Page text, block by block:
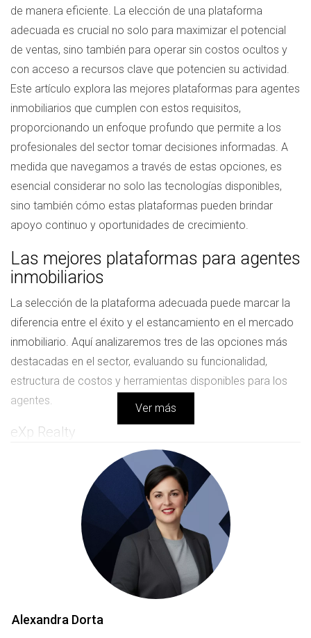
de manera eficiente. La elección de una plataforma
adecuada es crucial no solo para maximizar el potencial
de ventas, sino también para operar sin costos ocultos y
con acceso a recursos clave que potencien su actividad.
Este artículo explora las mejores plataformas para agentes
inmobiliarios que cumplen con estos requisitos,
proporcionando un enfoque profundo que permite a los
profesionales del sector tomar decisiones informadas. A
medida que navegamos a través de estas opciones, es
esencial considerar no solo las tecnologías disponibles,
sino también cómo estas plataformas pueden brindar
apoyo continuo y oportunidades de crecimiento.
Las mejores plataformas para agentes
inmobiliarios
La selección de la plataforma adecuada puede marcar la
diferencia entre el éxito y el estancamiento en el mercado
inmobiliario. Aquí analizaremos tres de las opciones más
destacadas en el sector, evaluando su funcionalidad,
estructura de costos y herramientas disponibles para los
agentes.
eXp Realty
eXp Realty ha revolucionado el panorama inmobiliario con
su enfoque innovador y su estructura de comisiones
transparente. A diferencia de las agencias tradicionales,
eXp ofrece a sus agentes la posibilidad de trabajar desde
cualquier lugar, lo que proporciona una flexibilidad
invaluable. La plataforma permite a los agentes acceder a
una amplia gama de herramientas, incluyendo software de
gestión de clientes y formación continua. Una de las
características más atractivas es su modelo de
Ver más
Alexandra Dorta